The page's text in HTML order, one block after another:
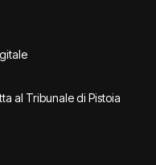
al Tribunale di Pistoia